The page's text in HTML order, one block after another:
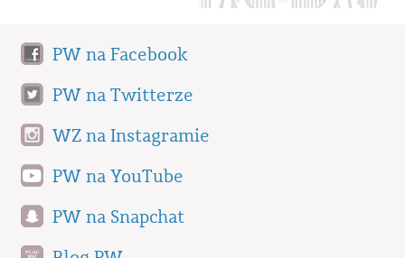
PW na Facebook
PW na Twitterze
WZ na Instagramie
PW na YouTube
PW na Snapchat